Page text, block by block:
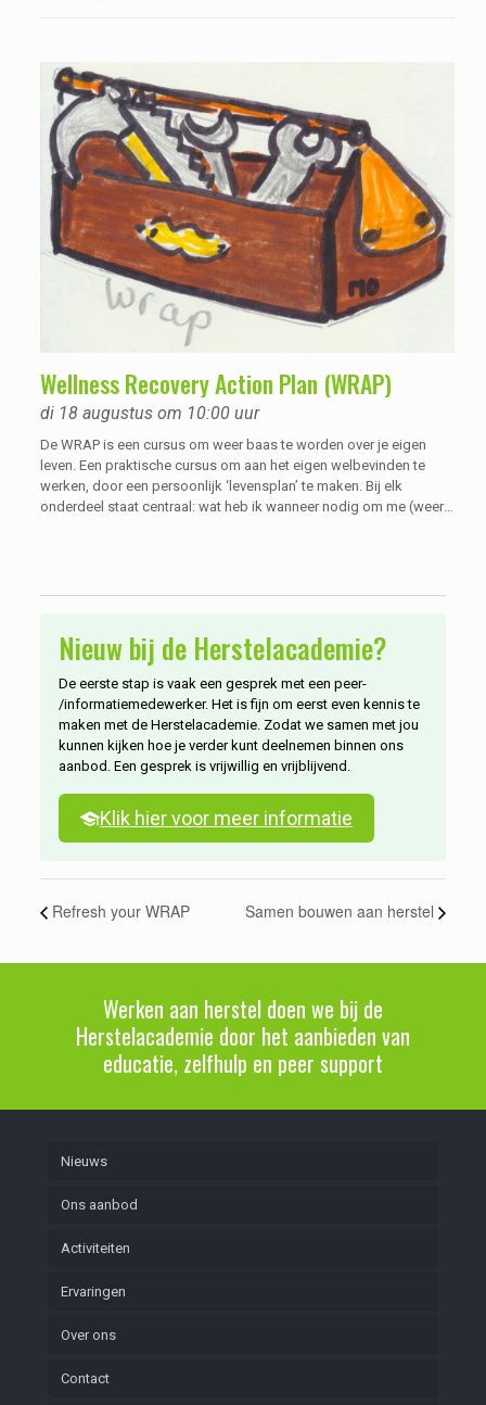
Wellness Recovery Action Plan (WRAP)
di 18 augustus om 10:00 uur
De WRAP is een cursus om weer baas te worden over je eigen
leven. Een praktische cursus om aan het eigen welbevinden te
werken, door een persoonlijk ‘levensplan’ te maken. Bij elk
onderdeel staat centraal: wat heb ik wanneer nodig om me (weer)
Nieuw bij de Herstelacademie?
De eerste stap is vaak een gesprek met een peer-
/informatiemedewerker. Het is fijn om eerst even kennis te
maken met de Herstelacademie. Zodat we samen met jou
kunnen kijken hoe je verder kunt deelnemen binnen ons
aanbod. Een gesprek is vrijwillig en vrijblijvend.
Klik hier voor meer informatie
Refresh your WRAP Samen bouwen aan herstel
Werken aan herstel doen we bij de
Herstelacademie door het aanbieden van
educatie, zelfhulp en peer support
Nieuws
Ons aanbod
Activiteiten
Ervaringen
Over ons
Contact